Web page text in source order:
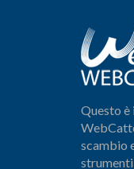
Questo è
scambio